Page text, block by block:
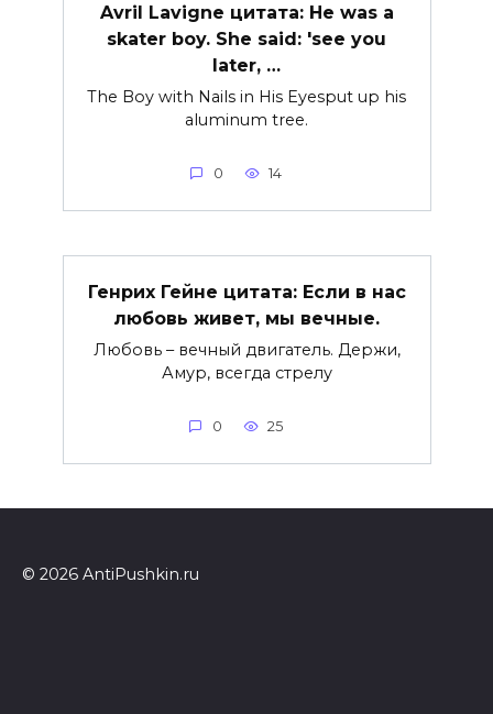
Avril Lavigne цитата: He was a
skater boy. She said: 'see you
later, …
The Boy with Nails in His Eyesput up his
aluminum tree.
0 14
Генрих Гейне цитата: Если в нас
любовь живет, мы вечные.
Любовь – вечный двигатель. Держи,
Амур, всегда стрелу
0 25
© 2026 AntiPushkin.ru